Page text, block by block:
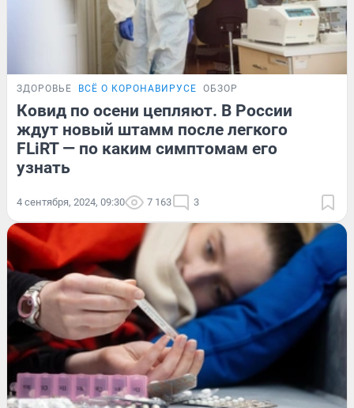
ЗДОРОВЬЕ ВСЁ О КОРОНАВИРУСЕ ОБЗОР
Ковид по осени цепляют. В России
ждут новый штамм после легкого
FLiRT — по каким симптомам его
узнать
4 сентября, 2024, 09:30 7 163 3